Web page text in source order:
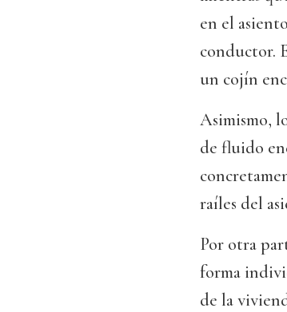
en el
conductor.
un cojín
Asimismo,
de fluido
raíles del
Por otra
forma
de la